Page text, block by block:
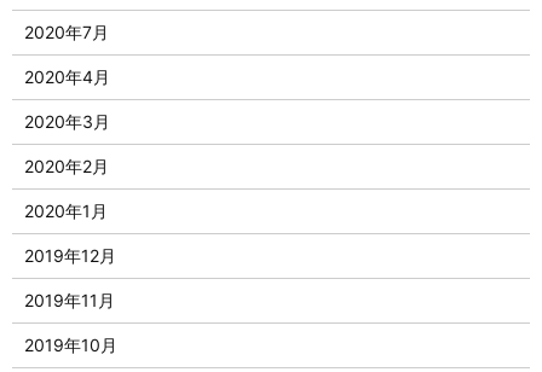
2020年7月
2020年4月
2020年3月
2020年2月
2020年1月
2019年12月
2019年11月
2019年10月